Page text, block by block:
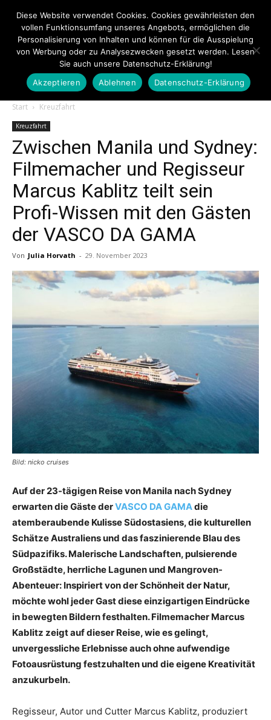
Touristiknews.de
|
Touristiknews
und
Start Kreuzfahrt
Kreuzfahrt
Zwischen Manila und Sydney:
Filmemacher und Regisseur
Marcus Kablitz teilt sein
Profi-Wissen mit den Gästen
der VASCO DA GAMA
Von Julia Horvath - 29. November 2023
Bild: nicko cruises
Auf der 23-tägigen Reise von Manila nach Sydney
erwarten die Gäste derVASCO DA GAMAdie
atemberaubende Kulisse Südostasiens, die kulturellen
Schätze Australiens und das faszinierende Blau des
Südpazifiks. Malerische Landschaften, pulsierende
Großstädte, herrliche Lagunen und Mangroven-
Abenteuer: Inspiriert von der Schönheit der Natur,
möchte wohl jeder Gast diese einzigartigen Eindrücke
in bewegten Bildern festhalten. Filmemacher Marcus
Kablitz zeigt auf dieser Reise, wie es gelingt,
unvergessliche Erlebnisse auch ohne aufwendige
Fotoausrüstung festzuhalten und die eigene Kreativität
anzukurbeln.
Regisseur, Autor und Cutter Marcus Kablitz, produziert
Diese Website verwendet Cookies. Cookies gewährleisten den
vollen Funktionsumfang unseres Angebots, ermöglichen die
Personalisierung von Inhalten und können für die Ausspielung
von Werbung oder zu Analysezwecken gesetzt werden. Lesen
Sie auch unsere Datenschutz-Erklärung!
Akzeptieren
Ablehnen Datenschutz-Erklärung